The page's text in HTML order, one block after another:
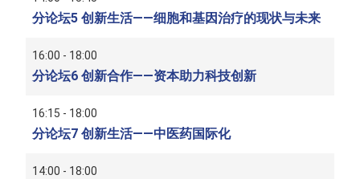
分论坛5 创新生活——细胞和基因治疗的现状与未来
16:00 - 18:00
分论坛6 创新合作——资本助力科技创新
16:15 - 18:00
分论坛7 创新生活——中医药国际化
14:00 - 18:00